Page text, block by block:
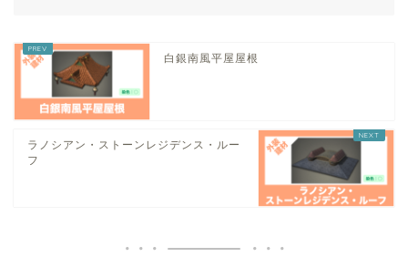
白銀南風平屋屋根
ラノシアン・ストーンレジデンス・ルー
フ